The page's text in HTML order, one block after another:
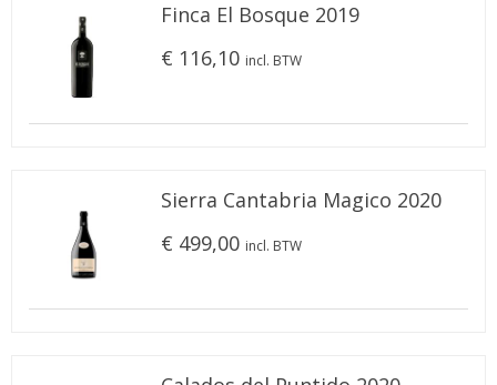
Finca El Bosque 2019
€ 116,10 incl. BTW
Sierra Cantabria Magico 2020
€ 499,00 incl. BTW